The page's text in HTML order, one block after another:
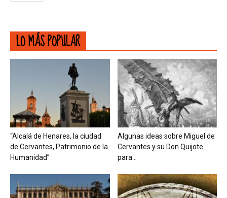
LO MÁS POPULAR
“Alcalá de Henares, la ciudad
de Cervantes, Patrimonio de la
Humanidad”
Algunas ideas sobre Miguel de
Cervantes y su Don Quijote
para...